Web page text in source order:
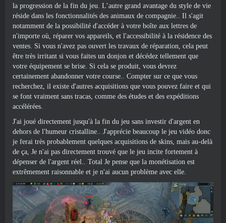
la progression de la fin du jeu. L’autre grand avantage du style de vie
réside dans les fonctionnalités des animaux de compagnie.. Il s'agit
notamment de la possibilité d'accéder à votre boîte aux lettres de
n'importe où, réparer vos appareils, et l'accessibilité à la résidence des
ventes. Si vous n'avez pas ouvert les travaux de réparation, cela peut
être très irritant si vous faites un donjon et décédez tellement que
votre équipement se brise. Si cela se produit, vous devrez
certainement abandonner votre course.. Compter sur ce que vous
recherchez, il existe d'autres acquisitions que vous pouvez faire et qui
se font vraiment sans tracas, comme des études et des expéditions
accélérées.
J'ai joué directement jusqu'à la fin du jeu sans investir d'argent en
dehors de l'humeur cristalline.. J'apprécie beaucoup le jeu vidéo donc
je ferai très probablement quelques acquisitions de skins, mais au-delà
de ça, Je n'ai pas directement trouvé que le jeu incite fortement à
dépenser de l'argent réel.. Total Je pense que la monétisation est
extrêmement raisonnable et je n'ai aucun problème avec elle.